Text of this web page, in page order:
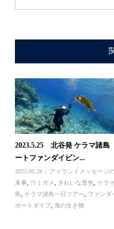
2023.5.25 北谷発 ケラマ諸
ートファンダイビン...
2023.05.28
アイランドメッセージ
来事, ウミガメ きれいな景色
ケラ
島
ケラマ諸島一日ツアー ファンダ
ボートダイブ, 海の生き物